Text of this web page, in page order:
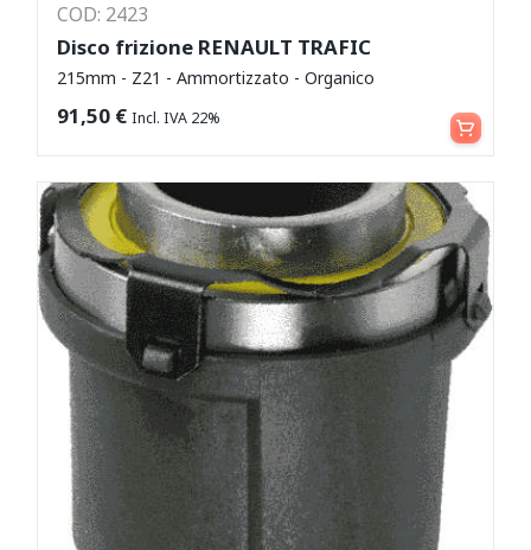
COD: 2423
Disco frizione RENAULT TRAFIC
215mm - Z21 - Ammortizzato - Organico
91,50 € Incl. IVA 22% Aggiungi al carrello